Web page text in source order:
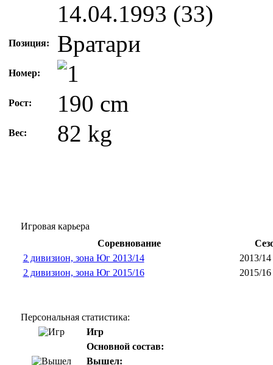
14.04.1993 (33)
Позиция: Вратари
Номер:
Рост: 190 cm
Вес: 82 kg
Игровая карьера
Соревнование
2 дивизион, зона Юг 2013/14
2013/14
2 дивизион, зона Юг 2015/16
2015/16
Персональная статистика:
Игр
Основной состав:
Вышел: